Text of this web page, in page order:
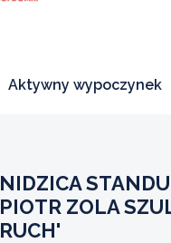
Aktywny wypoczynek
NIDZICA
PIOTR ZOLA
RUCH'